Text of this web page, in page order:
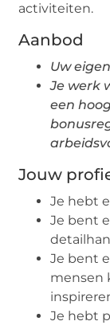
activiteiten.
Aanbod
Uw
Je werk
een
Jouw
Je hebt
Je bent
Je bent
mensen
Je hebt